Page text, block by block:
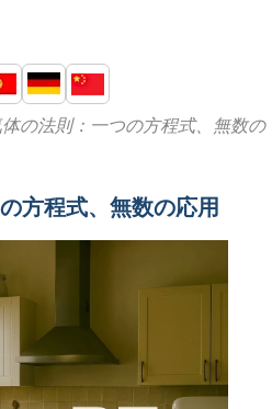
の法則：一つの方程式、無数の
方程式、無数の応用